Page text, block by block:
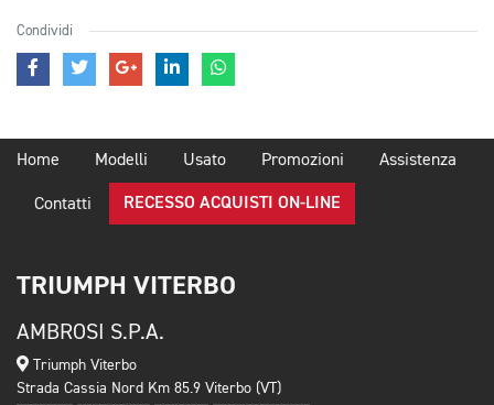
Condividi
Home Modelli Usato Promozioni Assistenza
Contatti RECESSO ACQUISTI ON-LINE
TRIUMPH VITERBO
AMBROSI S.P.A.
Triumph Viterbo
Strada Cassia Nord Km 85.9 Viterbo (VT)